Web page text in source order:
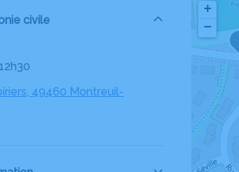
civile
49460 Montreuil-
+
−